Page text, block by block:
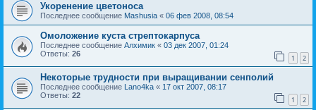
Укоренение цветоноса
Последнее сообщение Mashusia « 06 фев 2008, 08:54
Омоложение куста стрептокарпуса
Последнее сообщение Алхимик « 03 дек 2007, 01:24
Ответы: 26 1 2
Некоторые трудности при выращивании сенполий
Последнее сообщение Lano4ka « 17 окт 2007, 08:17
Ответы: 22 1 2